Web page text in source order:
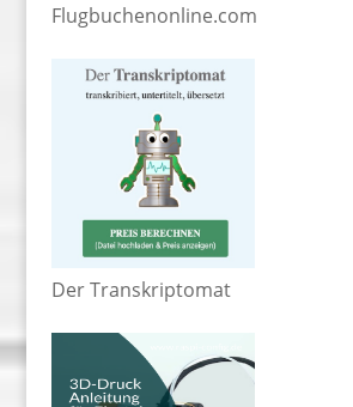
Flugbuchenonline.com
Der Transkriptomat